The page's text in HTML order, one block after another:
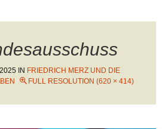
IN FRIEDRICH MERZ UND DIE
FULL RESOLUTION (620 × 414)